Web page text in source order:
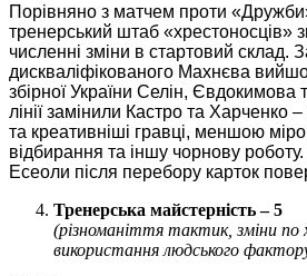
Порівняно з матчем проти
тренерський штаб «хрестоносців»
численні зміни в стартовий склад.
дискваліфікованого Махнєва
збірної України Селін, Євдокимова
лінії замінили Кастро та Харченко
та креативніші гравці, меншою
відбирання та іншу чорнову
Есеоли після перебору карток
Тренерська майстерність – 5
(різноманіття тактик, зміни по
використання людського